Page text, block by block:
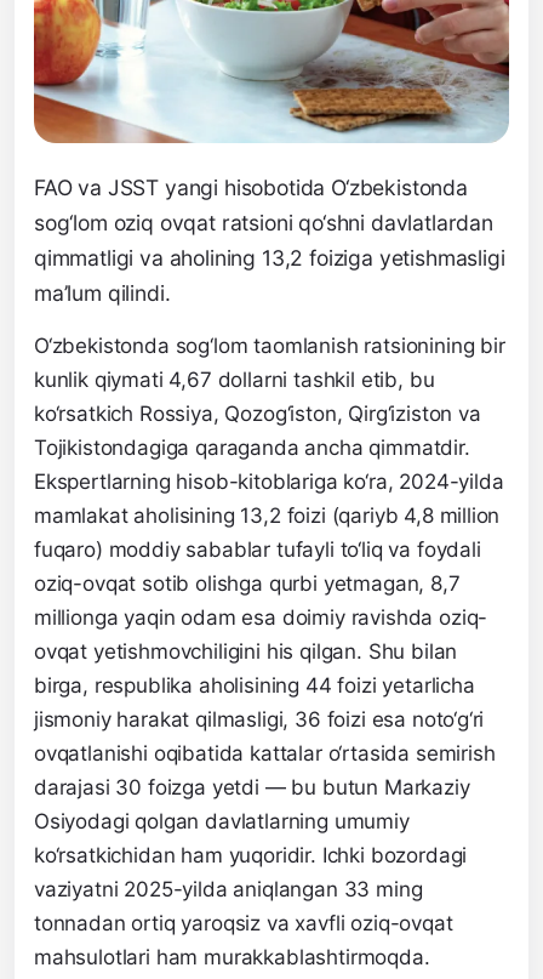
FAO va JSST yangi hisobotida O‘zbekistonda
sog‘lom oziq ovqat ratsioni qo‘shni davlatlardan
qimmatligi va aholining 13,2 foiziga yetishmasligi
ma’lum qilindi.
O‘zbekistonda sog‘lom taomlanish ratsionining bir
kunlik qiymati 4,67 dollarni tashkil etib, bu
ko‘rsatkich Rossiya, Qozog‘iston, Qirg‘iziston va
Tojikistondagiga qaraganda ancha qimmatdir.
Ekspertlarning hisob-kitoblariga ko‘ra, 2024-yilda
mamlakat aholisining 13,2 foizi (qariyb 4,8 million
fuqaro) moddiy sabablar tufayli to‘liq va foydali
oziq-ovqat sotib olishga qurbi yetmagan, 8,7
millionga yaqin odam esa doimiy ravishda oziq-
ovqat yetishmovchiligini his qilgan. Shu bilan
birga, respublika aholisining 44 foizi yetarlicha
jismoniy harakat qilmasligi, 36 foizi esa noto‘g‘ri
ovqatlanishi oqibatida kattalar o‘rtasida semirish
darajasi 30 foizga yetdi — bu butun Markaziy
Osiyodagi qolgan davlatlarning umumiy
ko‘rsatkichidan ham yuqoridir. Ichki bozordagi
vaziyatni 2025-yilda aniqlangan 33 ming
tonnadan ortiq yaroqsiz va xavfli oziq-ovqat
mahsulotlari ham murakkablashtirmoqda.